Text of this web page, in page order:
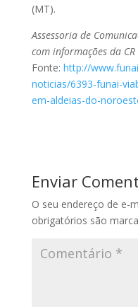
(MT).
Assessoria de
com informações da
Fonte: http://
noticias/6393-funai-
em-aldeias-do-
Enviar
O seu endereço de e-
obrigatórios são